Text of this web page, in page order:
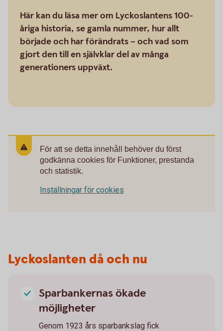
Här kan du läsa mer om Lyckoslantens 100-
åriga historia, se gamla nummer, hur allt
började och har förändrats – och vad som
gjort den till en självklar del av många
generationers uppväxt.
För att se detta innehåll behöver du först
godkänna cookies för Funktioner, prestanda
och statistik.
Inställningar för cookies
Lyckoslanten då och nu
Sparbankernas ökade
möjligheter
Genom 1923 års sparbankslag fick